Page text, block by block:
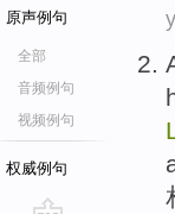
原声例句
全部
音频例句
视频例句
权威例句